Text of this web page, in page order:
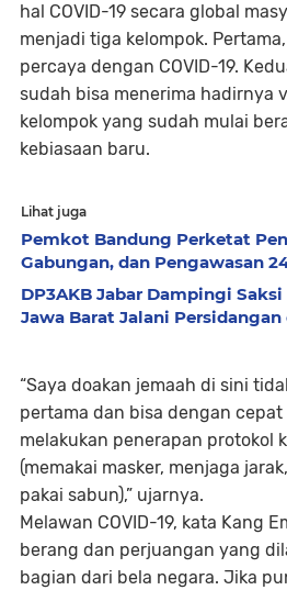
hal COVID-19 secara global
menjadi tiga kelompok.
percaya dengan COVID-19.
sudah bisa menerima hadirnya
kelompok yang sudah mulai
kebiasaan baru.
Lihat juga
Pemkot Bandung Perketat
Gabungan, dan Pengawasan
DP3AKB Jabar Dampingi Saksi
Jawa Barat Jalani
“Saya doakan jemaah di sini
pertama dan bisa dengan
melakukan penerapan protokol
(memakai masker, menjaga
pakai sabun),” ujarnya.
Melawan COVID-19, kata Kang
berang dan perjuangan yang
bagian dari bela negara. Jika